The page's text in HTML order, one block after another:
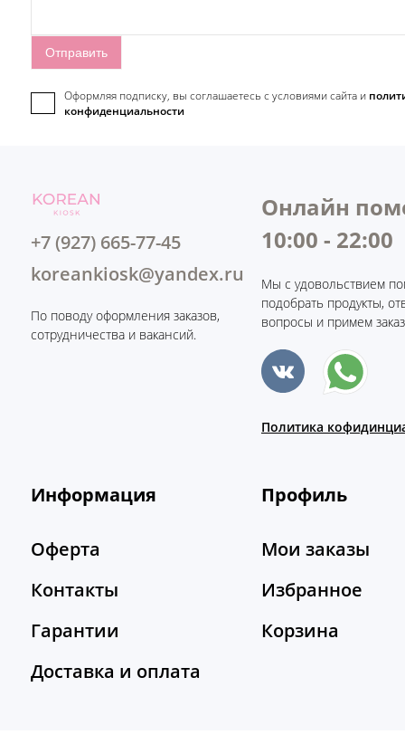
Оформляя подписку, вы соглашаетесь c условиями сайта и
конфиденциальности
+7 (927) 665-77-45
koreankiosk@yandex.ru
По поводу оформления заказов,
сотрудничества и вакансий.
Онлайн
10:00 - 22:00
Мы с удовольствием
подобрать продукты,
вопросы и примем
Политика
Информация
Оферта
Контакты
Гарантии
Доставка и оплата
Профиль
Мои заказы
Избранное
Корзина